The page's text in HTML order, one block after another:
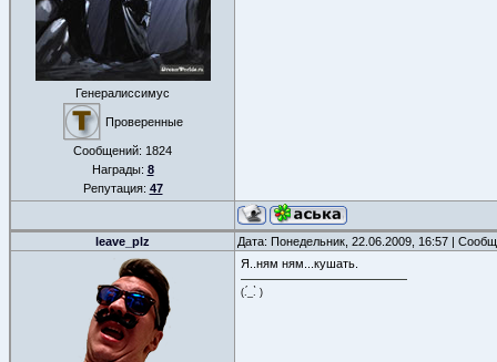
Генералиссимус
Проверенные
Сообщений: 1824
Награды: 8
Репутация: 47
leave_plz Дата: Понедельник, 22.06.2009, 16:57 |
Я..ням ням...кушать.
(.́_.̀ )